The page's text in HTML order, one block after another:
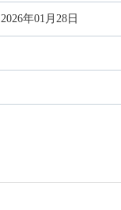
2026年01月28日